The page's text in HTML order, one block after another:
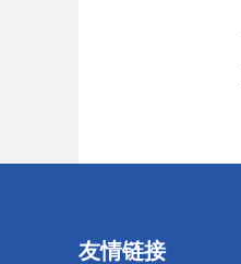
友情链接